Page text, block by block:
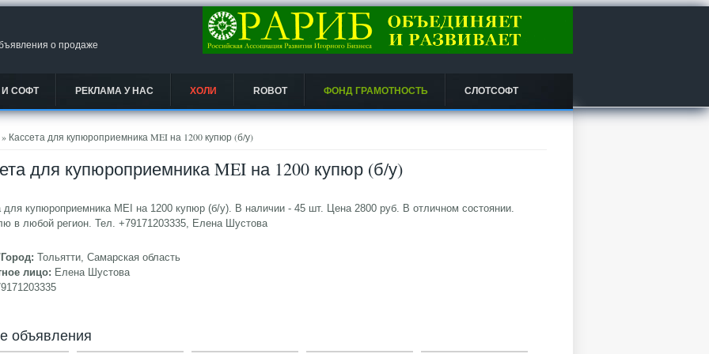
о продаже
СОФТ РЕКЛАМА У НАС ХОЛИ ROBOT ФОНД ГРАМОТНОСТЬ СЛОТСОФТ
» Кассета для купюроприемника MEI на 1200 купюр (б/у)
для купюроприемника MEI на 1200 купюр (б/у)
для купюроприемника MEI на 1200 купюр (б/у). В наличии - 45 шт. Цена 2800 руб. В отличном состоянии.
в любой регион. Тел. +79171203335, Елена Шустова
Город:Тольятти, Самарская область
лицо: Елена Шустова
объявления